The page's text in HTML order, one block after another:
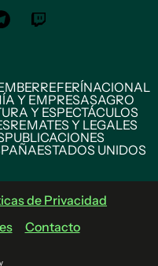
REFERÍNACIONAL
Y EMPRESASAGRO
Y ESPECTÁCULOS
REMATES Y LEGALES
PUBLICACIONES
ESTADOS UNIDOS
de Privacidad
Contacto